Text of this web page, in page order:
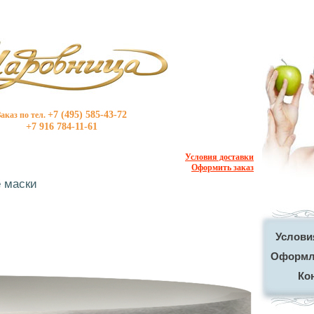
по тел. +7 (495) 585-43-72
+7 916 784-11-61
Условия доставки
Оформить заказ
маски